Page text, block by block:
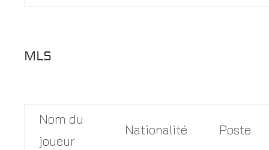
MLS
Nom du
joueur
Nationalité Poste